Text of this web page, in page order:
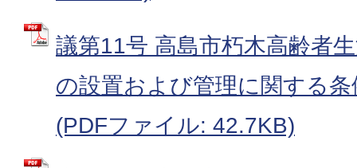
議第11号 高島市朽木高齢者
の設置および管理に関する
(PDFファイル: 42.7KB)